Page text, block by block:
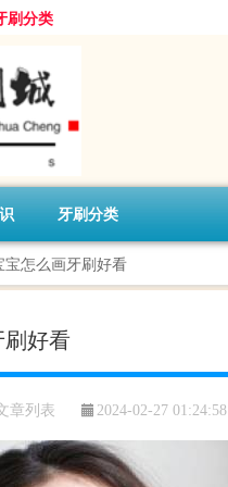
刷分类
牙刷分类
宝怎么画牙刷好看
好看
章列表 2024-02-27 01:24:58